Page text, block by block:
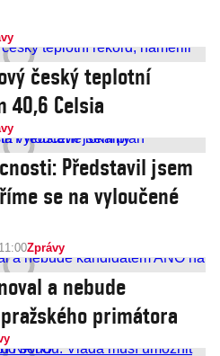
český teplotní
40,6 Celsia
Představil jsem
se na vyloučené
11:00Zprávy
a nebude
primátora